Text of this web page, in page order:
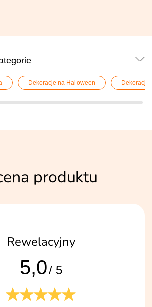
Dekoracje na Halloween Dekoracje
produktu
Rewelacyjny
5,0/ 5